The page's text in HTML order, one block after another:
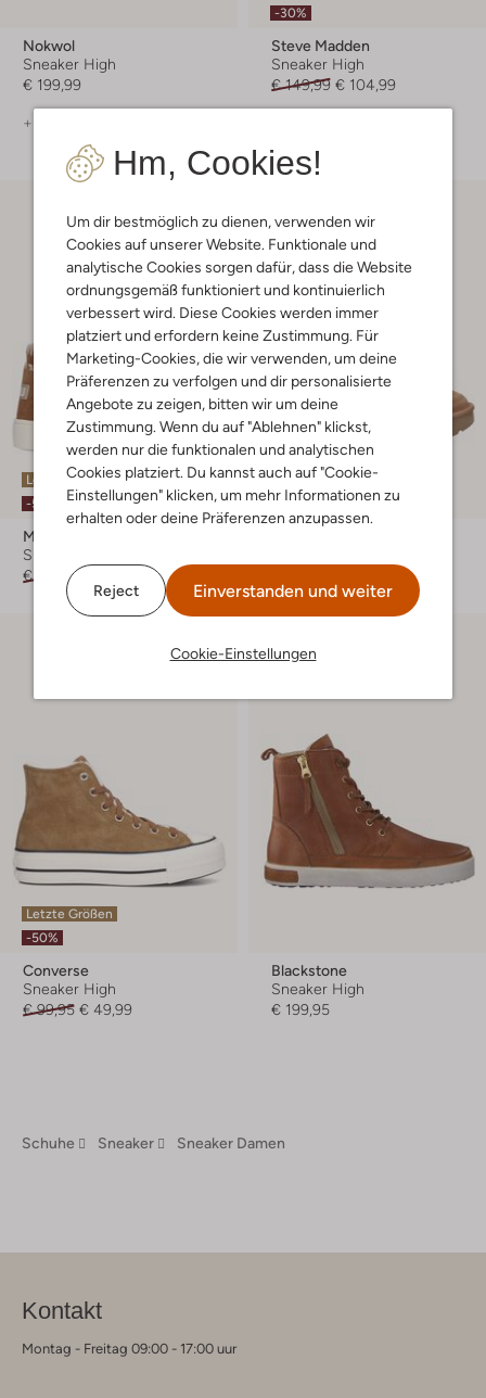
Hm, Cookies!
Um dir bestmöglich zu dienen, verwenden wir
Cookies auf unserer Website. Funktionale und
analytische Cookies sorgen dafür, dass die Website
ordnungsgemäß funktioniert und kontinuierlich
verbessert wird. Diese Cookies werden immer
platziert und erfordern keine Zustimmung. Für
Marketing-Cookies, die wir verwenden, um deine
Präferenzen zu verfolgen und dir personalisierte
Angebote zu zeigen, bitten wir um deine
Zustimmung. Wenn du auf "Ablehnen" klickst,
werden nur die funktionalen und analytischen
Cookies platziert. Du kannst auch auf "Cookie-
Einstellungen" klicken, um mehr Informationen zu
erhalten oder deine Präferenzen anzupassen.
Reject Einverstanden und weiter
Cookie-Einstellungen
Nokwol
Sneaker High
€ 199,99
+ mehr farben
-30%
Steve Madden
Sneaker High
€ 149,99 € 104,99
Letzte Größen
-50%
Mou
Sneaker High
€ 219,99
Letzte Größen
Letzte Größen
-50%
Converse
Sneaker High
€ 99,95 € 49,99
Blackstone
Sneaker High
€ 199,95
Schuhe Sneaker Sneaker Damen
Kontakt
Montag - Freitag 09:00 - 17:00 uur